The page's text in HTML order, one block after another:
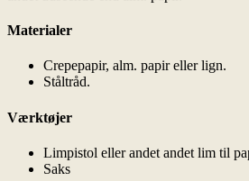
Materialer
Crepepapir, alm. papir eller lign.
Ståltråd.
Værktøjer
Limpistol eller andet andet lim til
Saks